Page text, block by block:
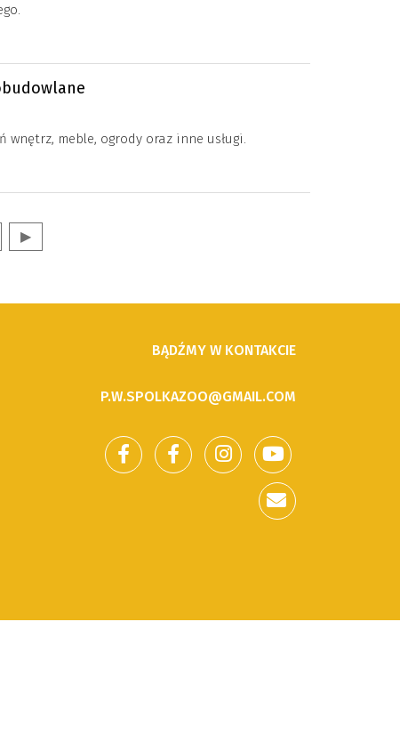
wnętrz, meble, ogrody oraz inne usługi.
▶
BĄDŹMY W KONTAKCIE
P.W.SPOLKAZOO@GMAIL.COM